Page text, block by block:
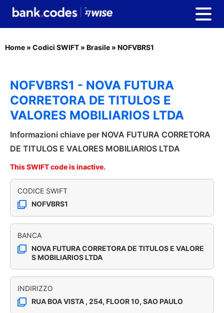
Home » Codici SWIFT » Brasile » NOFVBRS1
NOFVBRS1 - NOVA FUTURA
CORRETORA DE TITULOS E
VALORES MOBILIARIOS LTDA
Informazioni chiave per NOVA FUTURA CORRETORA
DE TITULOS E VALORES MOBILIARIOS LTDA
This SWIFT code is inactive.
CODICE SWIFT
NOFVBRS1
BANCA
NOVA FUTURA CORRETORA DE TITULOS E VALORE
S MOBILIARIOS LTDA
INDIRIZZO
RUA BOA VISTA , 254, FLOOR 10, SAO PAULO